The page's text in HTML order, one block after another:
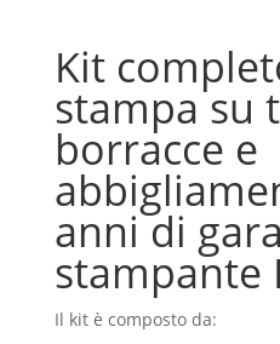
garanzia,
più
presse
LOKLiK
quantità
Kit
stampa su
borracce e
anni di
stampante
Il kit è composto da: